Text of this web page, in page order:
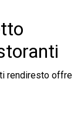
rendiresto offre